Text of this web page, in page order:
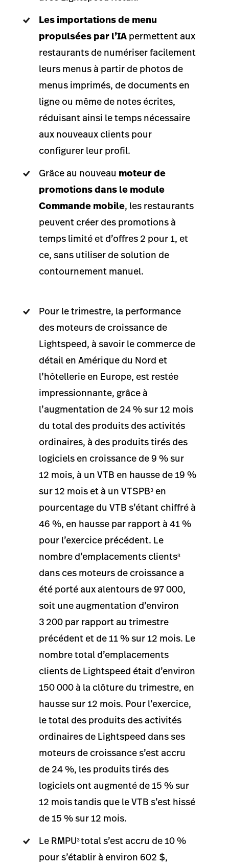
Les importations de menu
propulsées par l’IA permettent aux
restaurants de numériser facilement
leurs menus à partir de photos de
menus imprimés, de documents en
ligne ou même de notes écrites,
réduisant ainsi le temps nécessaire
aux nouveaux clients pour
configurer leur profil.
Grâce au nouveau moteur de
promotions dans le module
Commande mobile, les restaurants
peuvent créer des promotions à
temps limité et d’offres 2 pour 1, et
ce, sans utiliser de solution de
contournement manuel.
Pour le trimestre, la performance
des moteurs de croissance de
Lightspeed, à savoir le commerce de
détail en Amérique du Nord et
l’hôtellerie en Europe, est restée
impressionnante, grâce à
l’augmentation de 24 % sur 12 mois
du total des produits des activités
ordinaires, à des produits tirés des
logiciels en croissance de 9 % sur
12 mois, à un VTB en hausse de 19 %
sur 12 mois et à un VTSPB3 en
pourcentage du VTB s’étant chiffré à
46 %, en hausse par rapport à 41 %
pour l’exercice précédent. Le
nombre d’emplacements clients3
dans ces moteurs de croissance a
été porté aux alentours de 97 000,
soit une augmentation d’environ
3 200 par rapport au trimestre
précédent et de 11 % sur 12 mois. Le
nombre total d’emplacements
clients de Lightspeed était d’environ
150 000 à la clôture du trimestre, en
hausse sur 12 mois. Pour l’exercice,
le total des produits des activités
ordinaires de Lightspeed dans ses
moteurs de croissance s’est accru
de 24 %, les produits tirés des
logiciels ont augmenté de 15 % sur
12 mois tandis que le VTB s’est hissé
de 15 % sur 12 mois.
Le RMPU3total s’est accru de 10 %
pour s’établir à environ 602 $,